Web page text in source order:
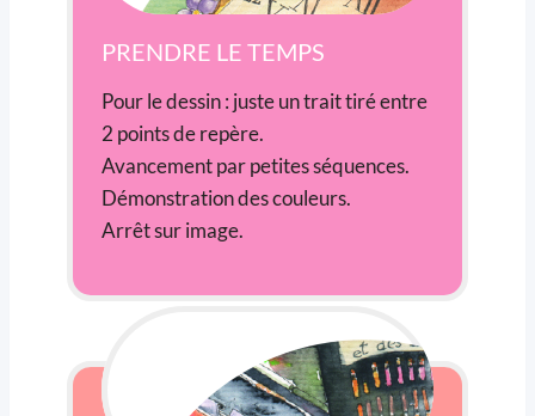
PRENDRE LE TEMPS
Pour le dessin : juste un trait tiré entre
2 points de repère.
Avancement par petites séquences.
Démonstration des couleurs.
Arrêt sur image.